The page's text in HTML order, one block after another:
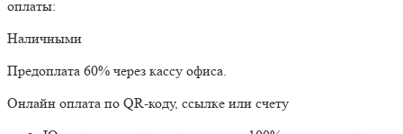
оплаты:
Наличными
Предоплата 60% через кассу офиса.
Онлайн оплата по QR-коду, ссылке или счету